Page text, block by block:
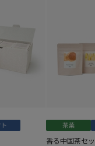
香る中国茶セ